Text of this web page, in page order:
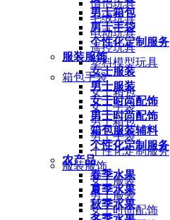
男士箱包
男士手袋
个性化定制服务
服装服饰
女士服装
男士服装
女士时尚配饰
男士时尚配饰
箱包服装辅料
个性化定制服务
农产品
春季水果
夏季水果
秋季水果
情侣玩具
毛绒玩具
电动玩具
遥控玩具
塑料模型玩具
箱包手袋
女士箱包
女士手袋
男士箱包
男士手袋
个性化定制服务
服装服饰
女士服装
男士服装
女士时尚配饰